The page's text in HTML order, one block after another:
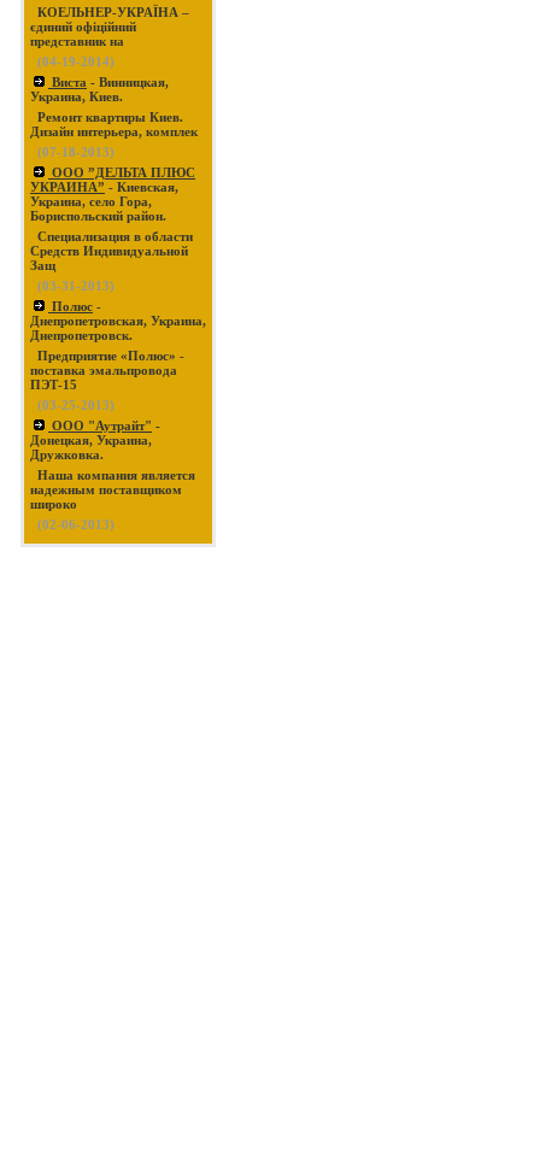
КОЕЛЬНЕР-УКРАЇНА –
єдиний офіційний
представник на
(04-19-2014)
Виста - Винницкая,
Украина, Киев.
Ремонт квартиры Киев.
Дизайн интерьера, комплек
(07-18-2013)
ООО ”ДЕЛЬТА ПЛЮС
УКРАИНА” - Киевская,
Украина, село Гора,
Бориспольский район.
Специализация в области
Средств Индивидуальной
Защ
(03-31-2013)
Полюс -
Днепропетровская, Украина,
Днепропетровск.
Предприятие «Полюс» -
поставка эмальпровода
ПЭТ-15
(03-25-2013)
ООО "Аутрайт" -
Донецкая, Украина,
Дружковка.
Наша компания является
надежным поставщиком
широко
(02-06-2013)